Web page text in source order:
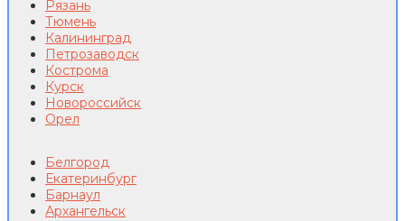
Рязань
Тюмень
Калининград
Петрозаводск
Кострома
Курск
Новороссийск
Орел
Белгород
Екатеринбург
Барнаул
Архангельск